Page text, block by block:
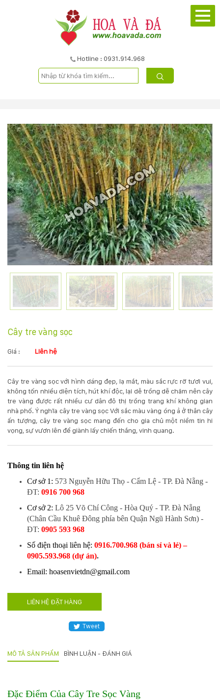
Hotline : 0931.914.968
SẢN
PHẨM
DỊCH
VỤ
KỸ
THUẬT
TRỒNG
LIÊN
HỆ
:
0931.914.968
hoasenvietdn@gmail.com
-
132
Võ
Cây tre vàng sọc
Giá : Liên hệ
Cây tre vàng sọc với hình dáng đẹp, lạ mắt, màu sắc rực rỡ tươi vui,
không tốn nhiều diện tích, hút khí độc, lại dễ trồng dễ chăm nên cây
tre vàng được rất nhiều cư dân đô thị trồng trang khí không gian
nhà phố. Ý nghĩa cây tre vàng sọc Với sắc màu vàng óng ả ở thân cây
ấn tượng, cây tre vàng sọc mang đến cho gia chủ một niềm tin hi
vọng, sự vươn lên để giành lấy chiến thắng, vinh quang.
Thông tin liên hệ
Cơ sở 1: 573 Nguyễn Hữu Thọ - Cẩm Lệ - TP. Đà Nẵng -
ĐT: 0916 700 968
Cơ sở 2: Lô 25 Võ Chí Công - Hòa Quý - TP. Đà Nẵng
(Chân Cầu Khuê Đông phía bên Quận Ngũ Hành Sơn) -
ĐT: 0905 593 968
Số điện thoại liên hệ: 0916.700.968 (bán sỉ và lẻ) –
0905.593.968 (dự án).
Email: hoasenvietdn@gmail.com
LIÊN HỆ ĐẶT HÀNG
Tweet
MÔ TẢ SẢN PHẨM BÌNH LUẬN - ĐÁNH GIÁ
Đặc Điểm Của Cây Tre Sọc Vàng